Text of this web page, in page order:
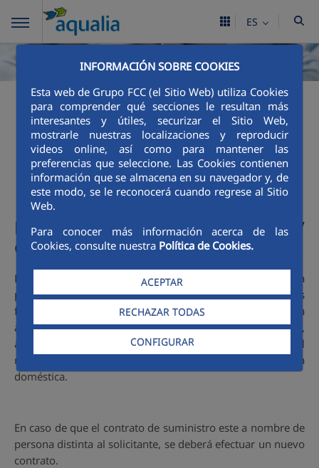
INFORMACIÓN SOBRE COOKIES
Esta web de Grupo FCC (el Sitio Web) utiliza Cookies
para comprender qué secciones le resultan más
interesantes y útiles, securizar el Sitio Web,
mostrarle nuestras localizaciones y reproducir
videos online, así como para mantener las
preferencias que seleccione. Las Cookies contienen
información que se almacena en su navegador y, de
este modo, se le reconocerá cuando regrese al Sitio
Web.
Para conocer más información acerca de las
Cookies, consulte nuestra Política de Cookies.
ACEPTAR
RECHAZAR TODAS
CONFIGURAR
ES
Mecanismos de acción
social
Mecanismo acción social Ayto./
organismo público
Los clientes de la localidad de Novelda disponen de la
posibilidad de acogerse a una tarifa bonificada para las
familias numerosas, esta bonificación consiste en la
ampliación del primer bloque de consumo hasta los 21 m³,
al precio del primer bloque de la tarifa doméstica, y el
resto de consumo al precio que corresponda en la tarifa
doméstica.
En caso de que el contrato de suministro este a nombre de
persona distinta al solicitante, se deberá efectuar un nuevo
contrato.